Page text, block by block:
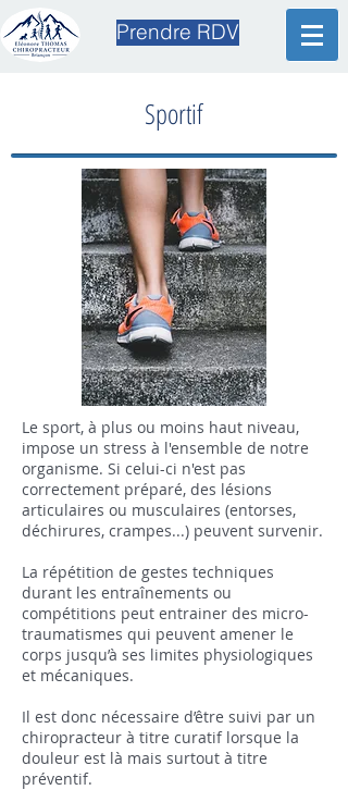
Prendre RDV
Sportif
Le sport, à plus ou moins haut niveau,
impose un stress à l'ensemble de notre
organisme. Si celui-ci n'est pas
correctement préparé, des lésions
articulaires ou musculaires (entorses,
déchirures, crampes...) peuvent survenir.
La répétition de gestes techniques
durant les entraînements ou
compétitions peut entrainer des micro-
traumatismes qui peuvent amener le
corps jusqu’à ses limites physiologiques
et mécaniques.
Il est donc nécessaire d’être suivi par un
chiropracteur à titre curatif lorsque la
douleur est là mais surtout à titre
préventif.